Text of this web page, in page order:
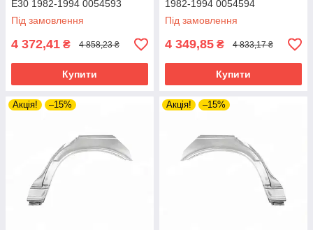
E30 1982-1994 0054593
Під замовлення
4 372,41 ₴ 4 858,23 ₴
Купити
1982-1994 0054594
Під замовлення
4 349,85 ₴ 4 833,17 ₴
Купити
Акція! –15% Акція! –15%